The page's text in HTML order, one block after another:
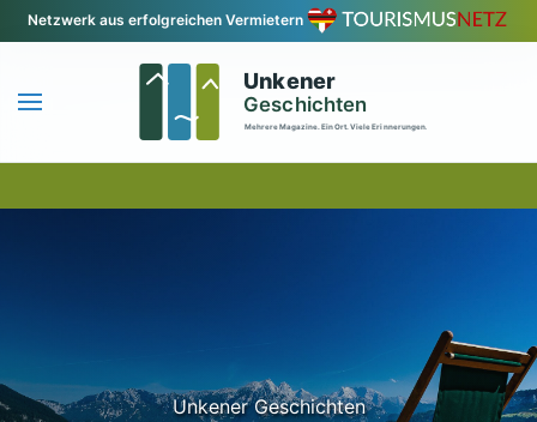
Zum Hauptinhalt springen
Netzwerk aus erfolgreichen Vermietern
Unkener Geschichten